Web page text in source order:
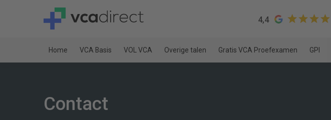
4,4
Home VCA Basis VOL VCA Overige talen Gratis VCA Proefexamen GPI
Contact